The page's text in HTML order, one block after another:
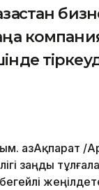
ҚазАқпарат /
заңды